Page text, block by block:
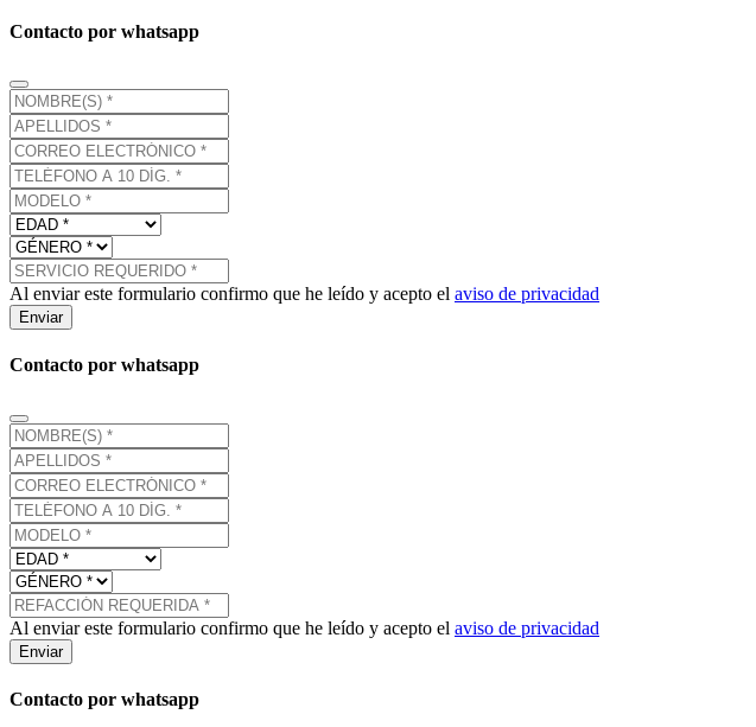
Contacto por whatsapp
Al enviar este formulario confirmo que he leído y acepto el aviso de privacidad
Enviar
Contacto por whatsapp
Al enviar este formulario confirmo que he leído y acepto el aviso de privacidad
Enviar
Contacto por whatsapp